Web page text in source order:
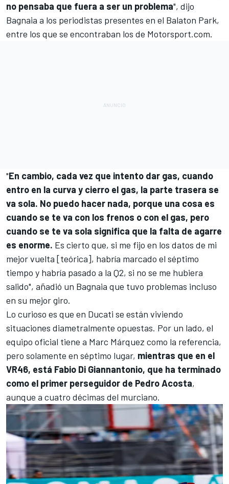
no pensaba que fuera a ser un problema", dijo
Bagnaia a los periodistas presentes en el Balaton Park,
entre los que se encontraban los de Motorsport.com.
"En cambio, cada vez que intento dar gas, cuando
entro en la curva y cierro el gas, la parte trasera se
va sola. No puedo hacer nada, porque una cosa es
cuando se te va con los frenos o con el gas, pero
cuando se te va sola significa que la falta de agarre
es enorme. Es cierto que, si me fijo en los datos de mi
mejor vuelta [teórica], habría marcado el séptimo
tiempo y habría pasado a la Q2, si no se me hubiera
salido", añadió un Bagnaia que tuvo problemas incluso
en su mejor giro.
Lo curioso es que en Ducati se están viviendo
situaciones diametralmente opuestas. Por un lado, el
equipo oficial tiene a Marc Márquez como la referencia,
pero solamente en séptimo lugar, mientras que en el
VR46, está Fabio Di Giannantonio, que ha terminado
como el primer perseguidor de Pedro Acosta,
aunque a cuatro décimas del murciano.